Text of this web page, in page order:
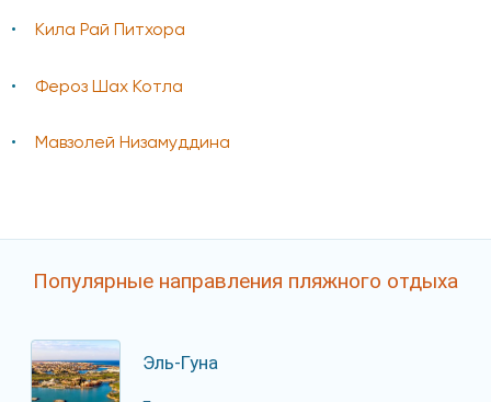
Кила Рай Питхора
Фероз Шах Котла
Мавзолей Низамуддина
Популярные направления пляжного отдыха
Эль-Гуна